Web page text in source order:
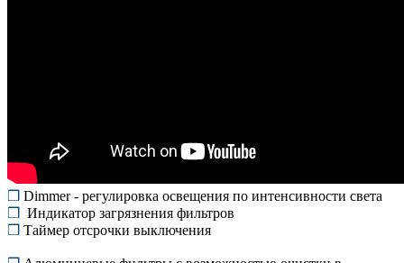
❒ Dimmer - регулировка освещения по интенсивности света
❒ Индикатор загрязнения фильтров
❒ Таймер отсрочки выключения